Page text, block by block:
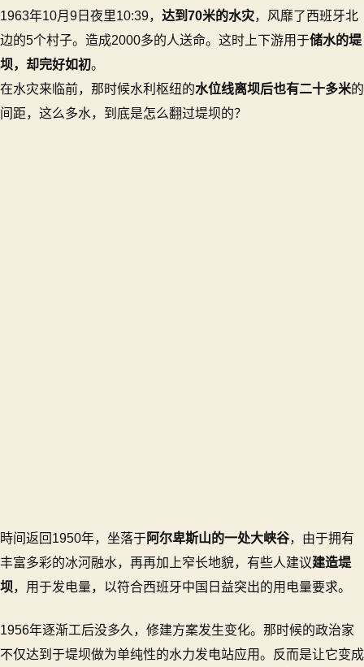
昂
溃
件）
1963年10月9日夜里10:39， 达到70米的水灾，风靡了西班牙北
边的5个村子。造成2000多的人送命。这时上下游用于储水的堤
坝，却完好如初。
在水灾来临前，那时候水利枢纽的水位线离坝后也有二十多米的
间距，这么多水，到底是怎么翻过堤坝的？
時间返回1950年，坐落于阿尔卑斯山的一处大峡谷，由于拥有
丰富多彩的冰河融水，再再加上窄长地貌，有些人建议建造堤
坝，用于发电量，以符合西班牙中国日益突出的用电量要求。
1956年逐渐工后没多久，修建方案发生变化。那时候的政治家
不仅达到于堤坝做为单纯性的水力发电站应用。反而是让它变成